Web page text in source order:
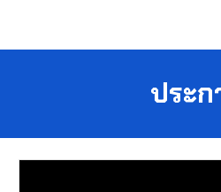
ประ